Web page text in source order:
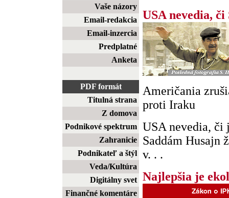
Vaše názory
Email-redakcia
Email-inzercia
Predplatné
Anketa
PDF formát
Titulná strana
Z domova
Podnikové spektrum
Zahranicie
Podnikateľ a štýl
Veda/Kultúra
Digitálny svet
Finančné komentáre
USA nevedia,
Američania
proti Iraku
USA nevedia, či
Saddám Husajn
v. . .
Najlepšia je